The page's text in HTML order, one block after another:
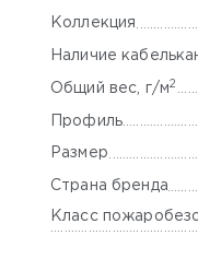
Коллекция
Наличие
Общий вес, г/м2
Профиль
Размер
Страна бренда
Класс